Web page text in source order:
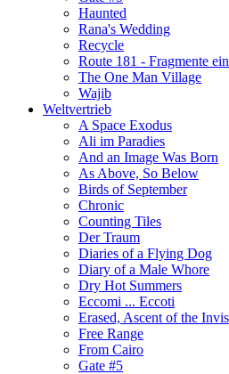
Haunted
Rana's Wedding
Recycle
Route 181 - Fragmente
The One Man Village
Wajib
Weltvertrieb
A Space Exodus
Ali im Paradies
And an Image Was Born
As Above, So Below
Birds of September
Chronic
Counting Tiles
Der Traum
Diaries of a Flying Dog
Diary of a Male Whore
Dry Hot Summers
Eccomi ... Eccoti
Erased, Ascent of the
Free Range
From Cairo
Gate #5